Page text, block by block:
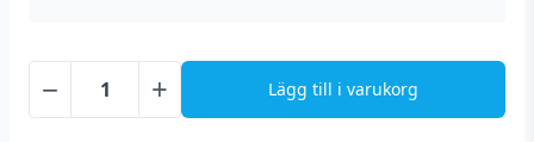
−
Vont
+ Lägg till i varukorg